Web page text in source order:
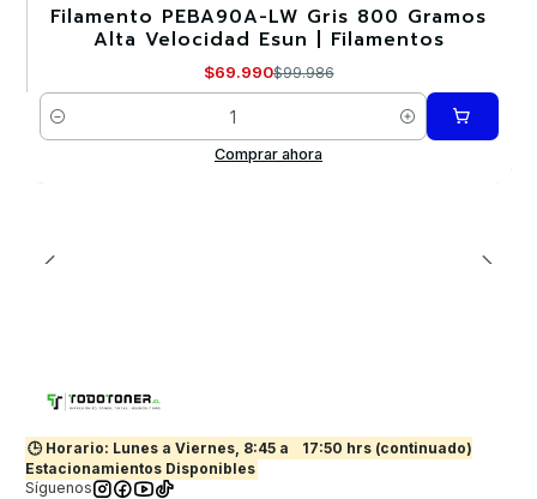
-30%
Filamento PEBA90A-LW Gris 800 Gramos
Alta Velocidad Esun | Filamentos
$69.990$99.986
Cantidad
Comprar ahora
🕒 Horario: Lunes a Viernes, 8:45 a
17:50 hrs (continuado)
Estacionamientos Disponibles
Síguenos